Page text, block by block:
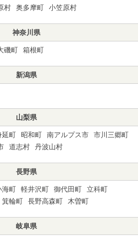
村 奥多摩町 小笠原村
神奈川県
磯町 箱根町
新潟県
山梨県
延町 昭和町 南アルプス市
市川三郷町
道志村 丹波山村
長野県
海町 軽井沢町 御代田町
立科町
箕輪町 長野高森町 木曽町
岐阜県